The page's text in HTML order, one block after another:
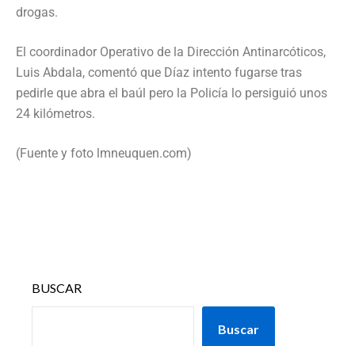
drogas.
El coordinador Operativo de la Dirección Antinarcóticos,
Luis Abdala, comentó que Díaz intento fugarse tras
pedirle que abra el baúl pero la Policía lo persiguió unos
24 kilómetros.
(Fuente y foto lmneuquen.com)
BUSCAR
Buscar